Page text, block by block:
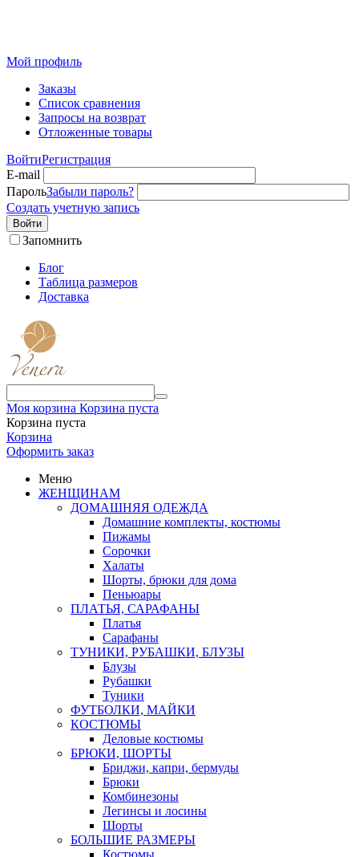
Мой профиль
Заказы
Список сравнения
Запросы на возврат
Отложенные товары
ВойтиРегистрация
E-mail
ПарольЗабыли пароль?
Создать учетную запись
Войти
Запомнить
Блог
Таблица размеров
Доставка
Моя корзина Корзина пуста
Корзина пуста
Корзина
Оформить заказ
Меню
ЖЕНЩИНАМ
ДОМАШНЯЯ ОДЕЖДА
Домашние комплекты, костюмы
Пижамы
Сорочки
Халаты
Шорты, брюки для дома
Пеньюары
ПЛАТЬЯ, САРАФАНЫ
Платья
Сарафаны
ТУНИКИ, РУБАШКИ, БЛУЗЫ
Блузы
Рубашки
Туники
ФУТБОЛКИ, МАЙКИ
КОСТЮМЫ
Деловые костюмы
БРЮКИ, ШОРТЫ
Бриджи, капри, бермуды
Брюки
Комбинезоны
Легинсы и лосины
Шорты
БОЛЬШИЕ РАЗМЕРЫ
Костюмы